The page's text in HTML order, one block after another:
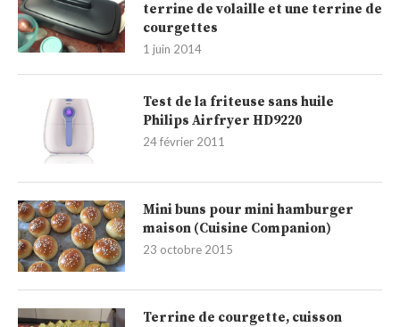
terrine de volaille et une terrine de
courgettes
1 juin 2014
Test de la friteuse sans huile
Philips Airfryer HD9220
24 février 2011
Mini buns pour mini hamburger
maison (Cuisine Companion)
23 octobre 2015
Terrine de courgette, cuisson